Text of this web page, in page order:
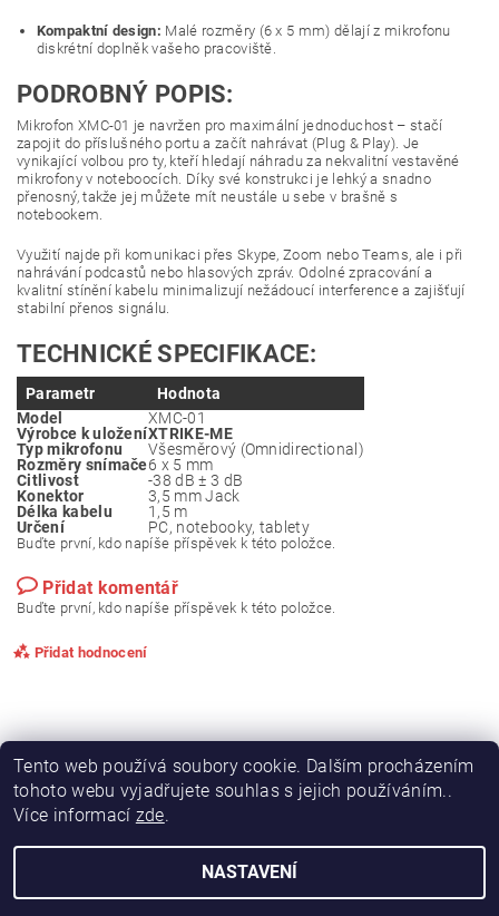
Kompaktní design: Malé rozměry (6 x 5 mm) dělají z mikrofonu
diskrétní doplněk vašeho pracoviště.
PODROBNÝ POPIS:
Mikrofon XMC-01 je navržen pro maximální jednoduchost – stačí
zapojit do příslušného portu a začít nahrávat (Plug & Play). Je
vynikající volbou pro ty, kteří hledají náhradu za nekvalitní vestavěné
mikrofony v noteboocích. Díky své konstrukci je lehký a snadno
přenosný, takže jej můžete mít neustále u sebe v brašně s
notebookem.
Využití najde při komunikaci přes Skype, Zoom nebo Teams, ale i při
nahrávání podcastů nebo hlasových zpráv. Odolné zpracování a
kvalitní stínění kabelu minimalizují nežádoucí interference a zajišťují
stabilní přenos signálu.
TECHNICKÉ SPECIFIKACE:
Parametr
Hodnota
Model
XMC-01
Výrobce k uloženíXTRIKE-ME
Typ mikrofonu
Všesměrový (Omnidirectional)
Rozměry snímače6 x 5 mm
Citlivost
-38 dB ± 3 dB
Konektor
3,5 mm Jack
Délka kabelu
1,5 m
Určení
PC, notebooky, tablety
Buďte první, kdo napíše příspěvek k této položce.
Přidat komentář
Buďte první, kdo napíše příspěvek k této položce.
Přidat hodnocení
2026 © VÝHODNÝ OBCHOD, všechna práva vyhrazena
Tento web používá soubory cookie. Dalším procházením
tohoto webu vyjadřujete souhlas s jejich používáním..
Více informací zde.
NASTAVENÍ